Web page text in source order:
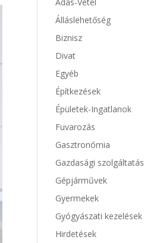
Álláslehetőség
Biznisz
Divat
Egyéb
Építkezések
Épületek-Ingatlanok
Fuvarozás
Gasztronómia
Gazdasági szolgáltatás
Gépjárművek
Gyermekek
Gyógyászati kezelések
Hirdetések